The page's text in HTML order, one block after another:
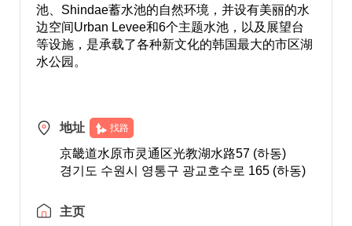
池、Shindae蓄水池的自然环境，并设有美丽的水
边空间Urban Levee和6个主题水池，以及展望台
等设施，是承载了各种新文化的韩国最大的市区湖
水公园。
地址 找路
京畿道水原市灵通区光教湖水路57 (하동)
경기도 수원시 영통구 광교호수로 165 (하동)
主页